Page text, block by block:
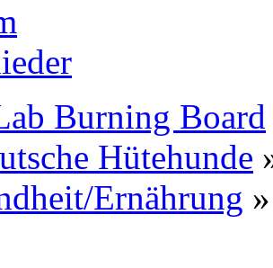
Burning Board
Hütehunde
Ernährung »